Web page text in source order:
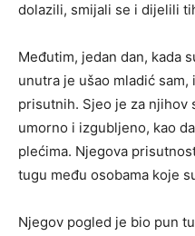
dolazili, smijali se i dijelili
Međutim, jedan dan, kada
unutra je ušao mladić
prisutnih. Sjeo je za njihov
umorno i izgubljeno, kao
plećima. Njegova
tugu među osobama koje
Njegov pogled je bio pun